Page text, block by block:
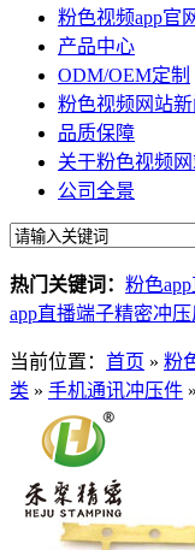
粉色视频app官
产品中心
ODM/OEM定制
粉色视频网站新
品质保障
关于粉色视频
公司全景
热门关键词： 粉色
app直播端子精密冲压
当前位置： 首页 » 粉
类 » 手机通讯冲压件 »